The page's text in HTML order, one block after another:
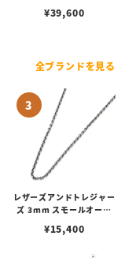
イコン ダイヤル シルバー
¥39,600
全ブランドを見る
レザーズアンドトレジャー
ズ 3mm スモールオーバ
ブスタークラスプ＆LTロ
¥15,400